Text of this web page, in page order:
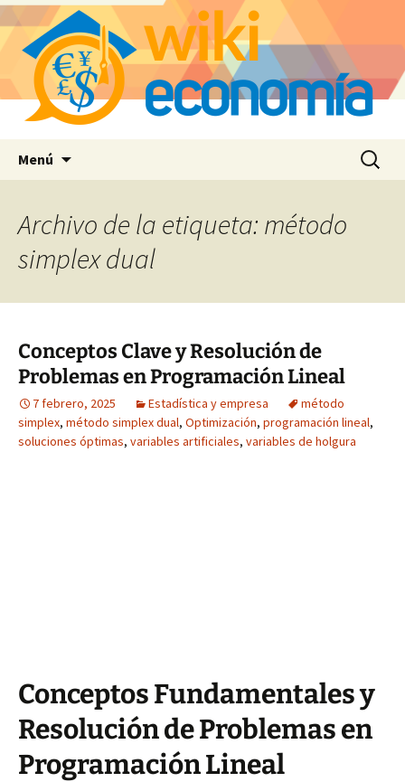
Menú Buscar:
Archivo de la etiqueta: método
simplex dual
Conceptos Clave y Resolución de
Problemas en Programación Lineal
7 febrero, 2025 Estadística y empresa
método
simplex, método simplex dual, Optimización, programación lineal,
soluciones óptimas, variables artificiales, variables de holgura
Conceptos Fundamentales y
Resolución de Problemas en
Programación Lineal